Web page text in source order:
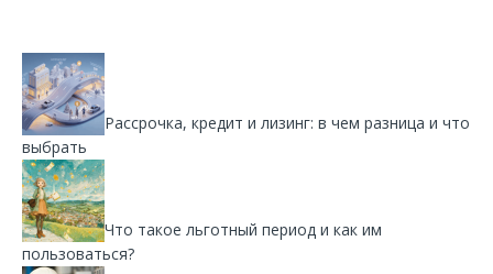
Рассрочка, кредит и лизинг: в чем разница и что
выбрать
Что такое льготный период и как им
пользоваться?